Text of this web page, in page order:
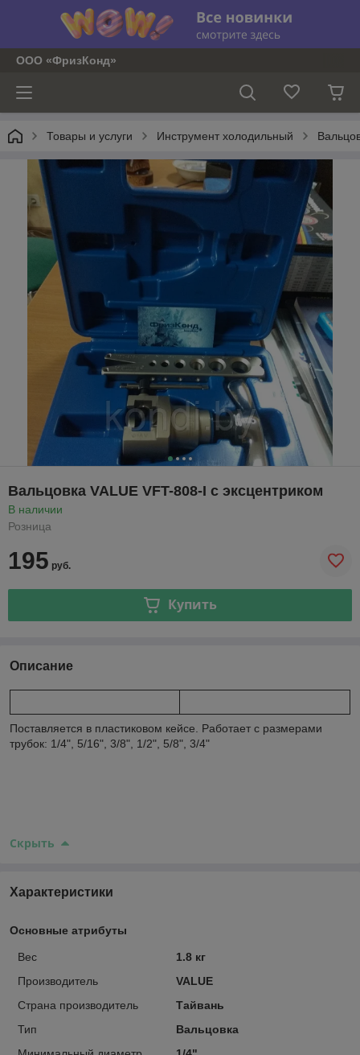
ООО «ФризКонд»
Товары и услуги Инструмент холодильный
Вальцовка VALUE VFT-808-I с эксцентриком
В наличии
Розница
195 руб.
Купить
Описание
Поставляется в пластиковом кейсе. Работает с размерами
трубок: 1/4", 5/16", 3/8", 1/2", 5/8", 3/4"
Скрыть
Характеристики
Основные атрибуты
Вес
1.8 кг
Производитель
VALUE
Страна производитель
Тайвань
Тип
Вальцовка